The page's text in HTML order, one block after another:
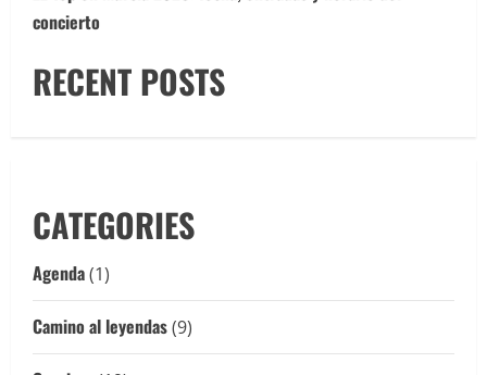
concierto
RECENT POSTS
CATEGORIES
Agenda(1)
Camino al leyendas(9)